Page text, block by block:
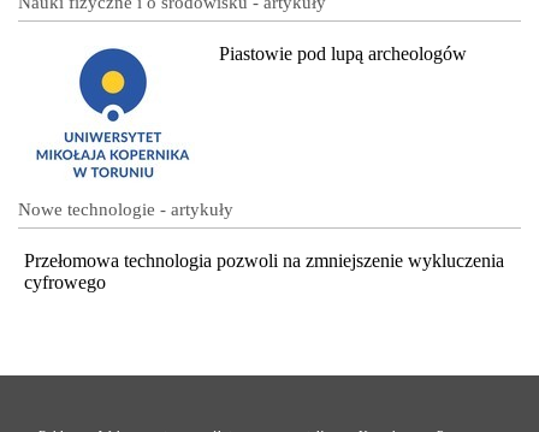
Piastowie pod lupą archeologów
Nowe technologie - artykuły
Przełomowa technologia pozwoli na zmniejszenie wykluczenia
cyfrowego